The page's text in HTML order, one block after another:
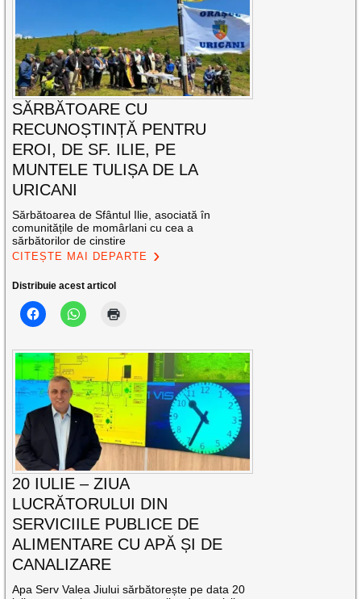
SĂRBĂTOARE CU
RECUNOȘTINȚĂ PENTRU
EROI, DE SF. ILIE, PE
MUNTELE TULIȘA DE LA
URICANI
Sărbătoarea de Sfântul Ilie, asociată în
comunitățile de momârlani cu cea a
sărbătorilor de cinstire
CITEȘTE MAI DEPARTE
Distribuie acest articol
20 IULIE – ZIUA
LUCRĂTORULUI DIN
SERVICIILE PUBLICE DE
ALIMENTARE CU APĂ ȘI DE
CANALIZARE
Apa Serv Valea Jiului sărbătorește pe data 20